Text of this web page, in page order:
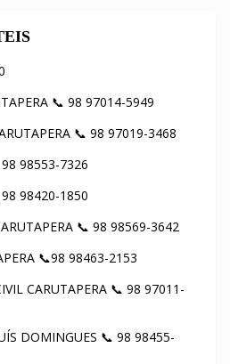
📞 98 97014-5949
📞 98 97019-3468
98 98553-7326
98 98420-1850
📞 98 98569-3642
📞98 98463-2153
CARUTAPERA 📞 98 97011-
DOMINGUES 📞 98 98455-